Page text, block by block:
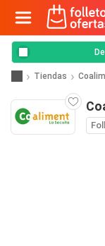
Tiendas